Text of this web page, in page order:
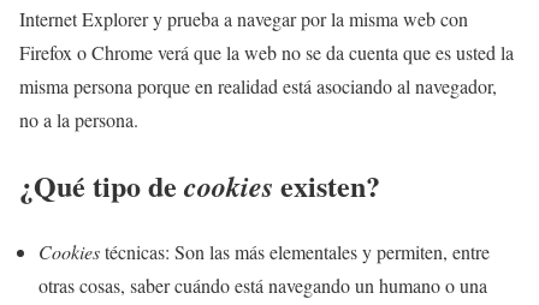
Internet Explorer y prueba a navegar por la misma web con
Firefox o Chrome verá que la web no se da cuenta que es usted la
misma persona porque en realidad está asociando al navegador,
no a la persona.
¿Qué tipo de cookies existen?
Cookiestécnicas: Son las más elementales y permiten, entre
otras cosas, saber cuándo está navegando un humano o una